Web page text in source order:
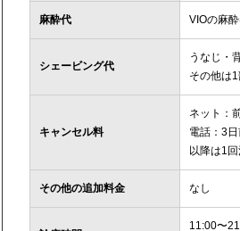
麻酔代 VIOの麻
シェービング代
うなじ・
その他は
キャンセル料
ネット：
電話：3
以降は1
その他の追加料金 なし
11:00〜